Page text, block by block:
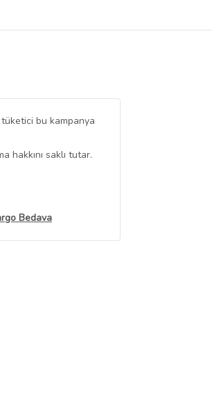
tüketici bu kampanya
hakkını saklı tutar.
Bedava